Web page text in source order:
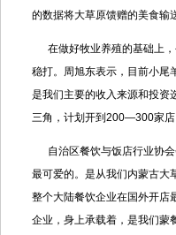
的数据将大草原馈赠的美食输
在做好牧业养殖的基础上，
稳打。周旭东表示，目前小尾
是我们主要的收入来源和投
三角，计划开到200—300家店
自治区餐饮与饭店行业协会
最可爱的。是从我们内蒙古大
整个大陆餐饮企业在国外开店
企业，身上承载着，是我们蒙